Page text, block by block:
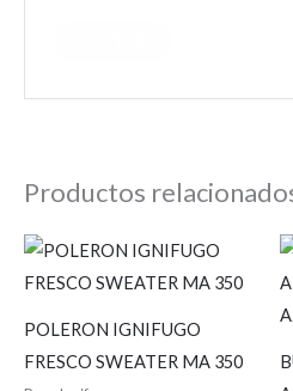
Productos
POLERON IGNIFUGO
FRESCO SWEATER MA 350